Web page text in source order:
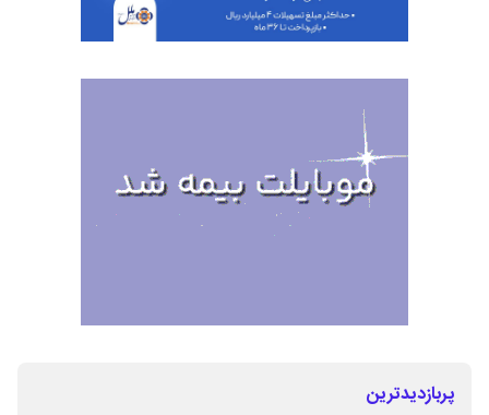
پربازدیدترین